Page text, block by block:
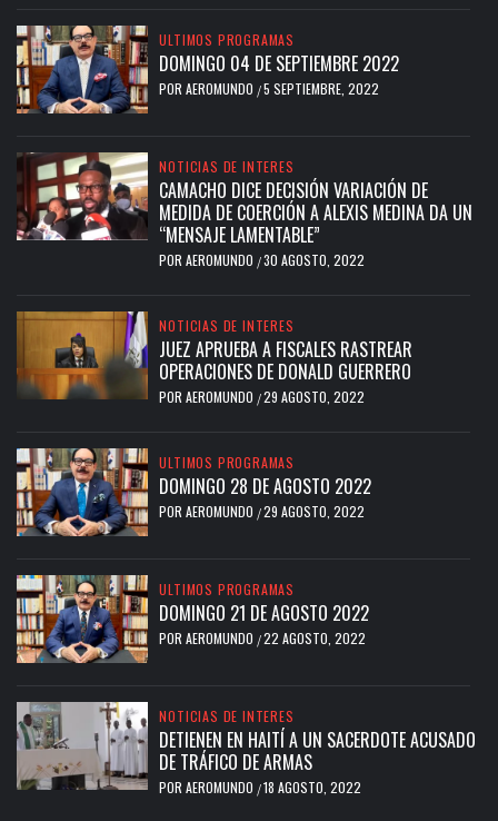
ULTIMOS PROGRAMAS
DOMINGO 04 DE SEPTIEMBRE 2022
POR AEROMUNDO /5 SEPTIEMBRE, 2022
NOTICIAS DE INTERES
CAMACHO DICE DECISIÓN VARIACIÓN DE
MEDIDA DE COERCIÓN A ALEXIS MEDINA DA UN
“MENSAJE LAMENTABLE”
POR AEROMUNDO /30 AGOSTO, 2022
NOTICIAS DE INTERES
JUEZ APRUEBA A FISCALES RASTREAR
OPERACIONES DE DONALD GUERRERO
POR AEROMUNDO /29 AGOSTO, 2022
ULTIMOS PROGRAMAS
DOMINGO 28 DE AGOSTO 2022
POR AEROMUNDO /29 AGOSTO, 2022
ULTIMOS PROGRAMAS
DOMINGO 21 DE AGOSTO 2022
POR AEROMUNDO /22 AGOSTO, 2022
NOTICIAS DE INTERES
DETIENEN EN HAITÍ A UN SACERDOTE ACUSADO
DE TRÁFICO DE ARMAS
POR AEROMUNDO /18 AGOSTO, 2022